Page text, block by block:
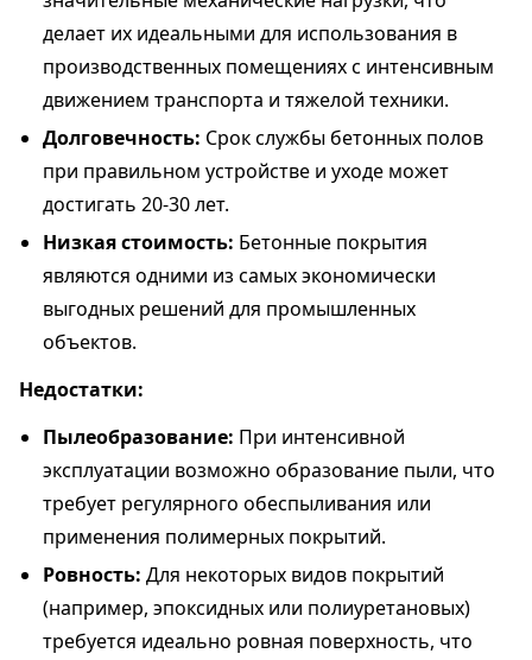
делает их идеальными для использования в
производственных помещениях с интенсивным
движением транспорта и тяжелой техники.
Долговечность: Срок службы бетонных полов
при правильном устройстве и уходе может
достигать 20-30 лет.
Низкая стоимость: Бетонные покрытия
являются одними из самых экономически
выгодных решений для промышленных
объектов.
Недостатки:
Пылеобразование: При интенсивной
эксплуатации возможно образование пыли, что
требует регулярного обеспыливания или
применения полимерных покрытий.
Ровность: Для некоторых видов покрытий
(например, эпоксидных или полиуретановых)
требуется идеально ровная поверхность, что